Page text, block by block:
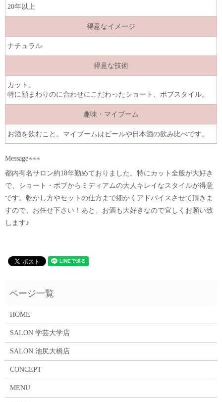
20年以上
得意なイメージ
ナチュラル
得意な技術
カット。
特に顔まわりのに合わせにこだわったショート、ボブスタイル。
趣味・マイブーム
お酒を飲むこと。マイブームはビールや日本酒の飲み比べです。
Message
都内有名サロン約18年勤めておりました。特にカット全般が大好き
で、ショート・ボブからミディアムの大人キレイなスタイルが得意
です。乾かし方やセットの仕方まで細かくアドバイスさせて頂きま
すので、お任せ下さい！あと、お酒も大好きなので宜しくお願い致
します♪
HOME
SALON 学芸大学店
SALON 池尻大橋店
CONCEPT
MENU